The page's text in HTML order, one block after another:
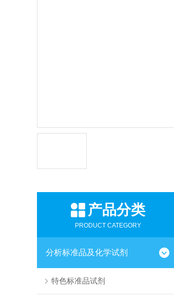
产品分类
PRODUCT CATEGORY
分析标准品及化学试剂
特色标准品试剂